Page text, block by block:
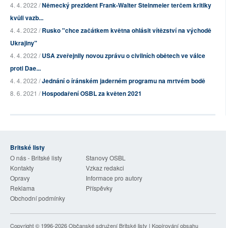
4. 4. 2022 /Německý prezident Frank-Walter Steinmeier terčem kritiky
kvůli vazb...
4. 4. 2022 /Rusko "chce začátkem května ohlásit vítězství na východě
Ukrajiny"
4. 4. 2022 /USA zveřejnily novou zprávu o civilních obětech ve válce
proti Dae...
4. 4. 2022 /Jednání o íránském jaderném programu na mrtvém bodě
8. 6. 2021 /Hospodaření OSBL za květen 2021
Britské listy
O nás - Britské listy
Stanovy OSBL
Kontakty
Vzkaz redakci
Opravy
Informace pro autory
Reklama
Příspěvky
Obchodní podmínky
Copyright © 1996-2026Občanské sdružení Britské listy | Kopírování obsahu